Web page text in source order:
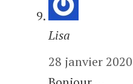
Lisa
28 janvier